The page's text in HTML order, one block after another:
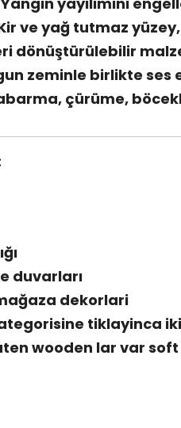
ve yağ tutmaz
dönüştürülebilir
zeminle birlikte
çürüme,
duvarları
dekorlari
tiklayinca
wooden lar var